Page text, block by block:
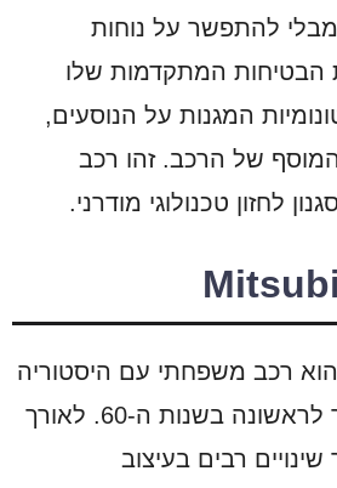
להתפשר על נוחות
הבטיחות המתקדמות שלו
המגנות על הנוסעים,
של הרכב. זהו רכב
לחזון טכנולוגי מודרני.
Mitsubishi Galant הוא רכב משפחתי עם היסטוריה
ארוכה, אשר שוחרר לראשונה בשנות ה-60. לאורך
רבים בעיצוב